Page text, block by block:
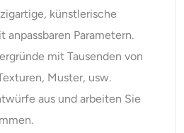
künstlerische
anpassbaren Parametern.
mit Tausenden von
Muster, usw.
aus und arbeiten Sie